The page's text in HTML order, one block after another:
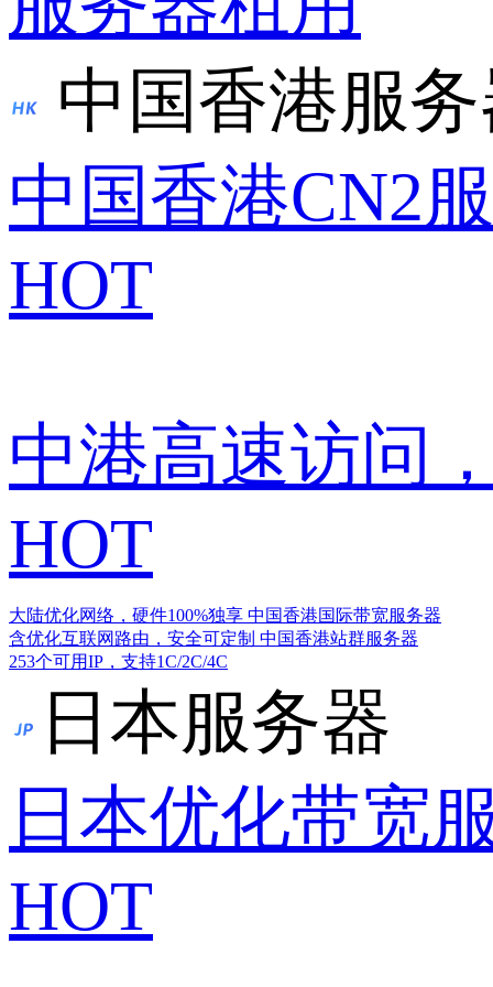
中国香港服
中国香港CN2
HOT
中港高速访问
HOT
大陆优化网络，硬件100%独享 中国香港国际带宽服务器
含优化互联网路由，安全可定制 中国香港站群服务器
253个可用IP，支持1C/2C/4C
日本服务器
日本优化带宽
HOT